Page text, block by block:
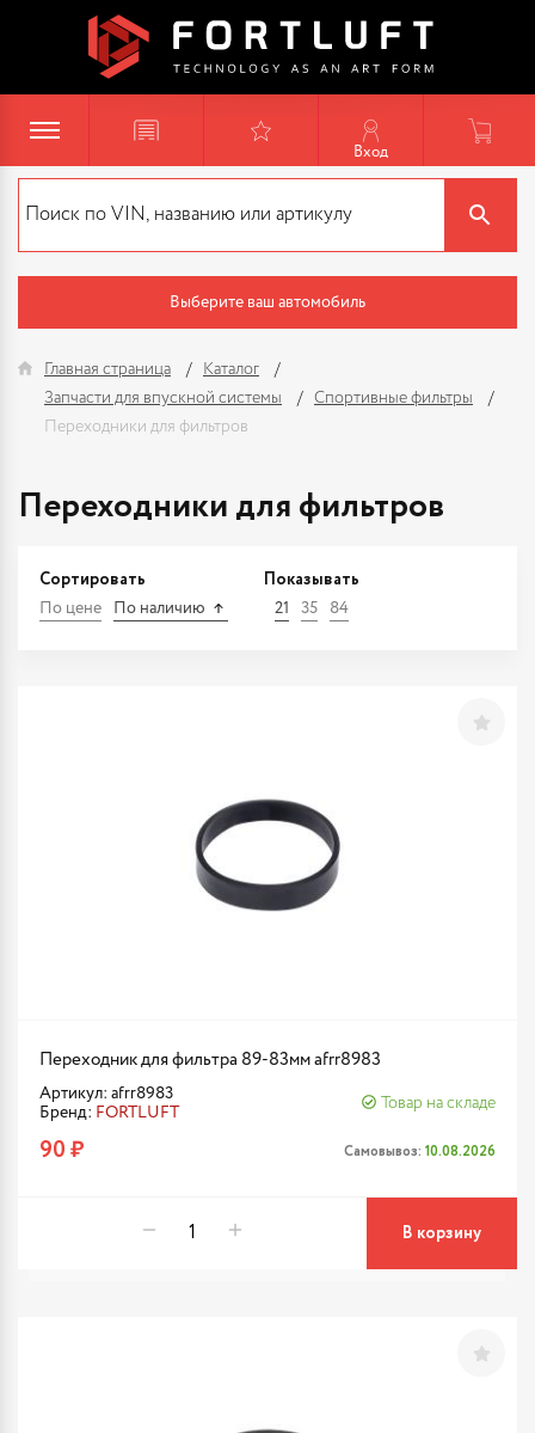
Вход
Выберите ваш автомобиль
Главная страница
Каталог
Запчасти для впускной системы
Спортивные фильтры
Переходники для фильтров
Переходники для фильтров
Сортировать
По цене По наличию
Показывать
21 35 84
Переходник для фильтра 89-83мм afrr8983
Артикул: afrr8983
Бренд: FORTLUFT
Товар на складе
90 ₽ Самовывоз: 10.08.2026
В корзину